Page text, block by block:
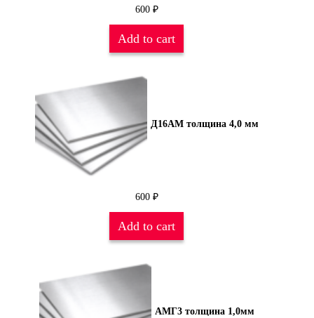
600 ₽
Add to cart
Д16АМ толщина 4,0 мм
600 ₽
Add to cart
АМГ3 толщина 1,0мм